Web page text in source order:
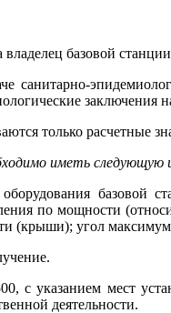
базовой
санитарно-
только расчетные
иметь
базовой
по мощности
(крыши); угол
указанием мест
деятельности.